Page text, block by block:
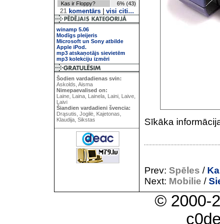
Kas ir Floppy?
6% (43)
21komentārs| visi citi...
winamp 5.06
Modīgs pleijeris
Microsoft un Sony atbilde
Apple iPod.
mp3 atskaņotājs sievietēm
mp3 kolekciju izmēri
Šodien vardadienas svin:
Askolds, Aisma
Nimepaevalised on:
Laine, Laina, Lainela, Laini, Laive,
Laivi
Šiandien vardadieni švencia:
Drąsutis, Jogilė, Kajetonas,
Klaudija, Sikstas
Sīkāka
Prev: Spēles /
Next: Mobilie /
© 2000-